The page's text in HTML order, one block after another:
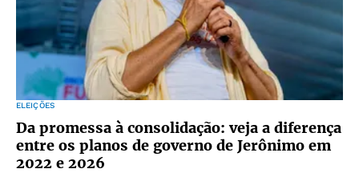
ELEIÇÕES
Da promessa à consolidação: veja a diferença
entre os planos de governo de Jerônimo em
2022 e 2026